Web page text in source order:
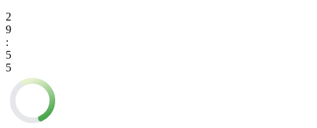
2
9
:
5
5